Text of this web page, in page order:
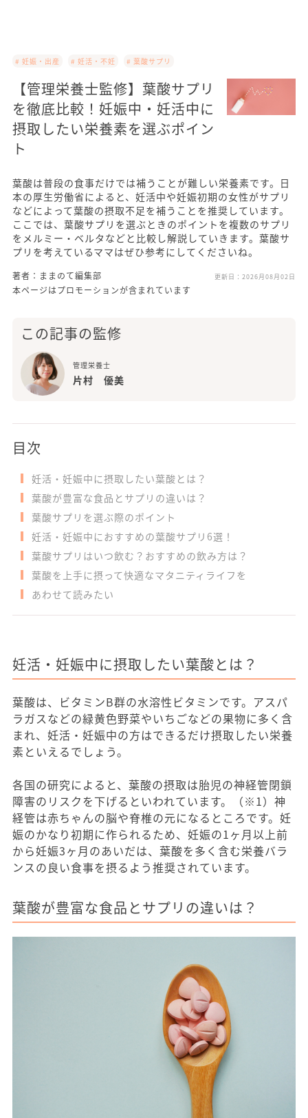
# 妊娠・出産 # 妊活・不妊 # 葉酸サプリ
【管理栄養士監修】葉酸サプリ
を徹底比較！妊娠中・妊活中に
摂取したい栄養素を選ぶポイン
ト
葉酸は普段の食事だけでは補うことが難しい栄養素です。日
本の厚生労働省によると、妊活中や妊娠初期の女性がサプリ
などによって葉酸の摂取不足を補うことを推奨しています。
ここでは、葉酸サプリを選ぶときのポイントを複数のサプリ
をメルミー・ベルタなどと比較し解説していきます。葉酸サ
プリを考えているママはぜひ参考にしてくださいね。
著者：ままのて編集部 更新日： 2026月08月02日
本ページはプロモーションが含まれています
この記事の監修
管理栄養士
片村 優美
目次
妊活・妊娠中に摂取したい葉酸とは？
葉酸が豊富な食品とサプリの違いは？
葉酸サプリを選ぶ際のポイント
妊活・妊娠中におすすめの葉酸サプリ6選！
葉酸サプリはいつ飲む？おすすめの飲み方は？
葉酸を上手に摂って快適なマタニティライフを
あわせて読みたい
妊活・妊娠中に摂取したい葉酸とは？
葉酸は、ビタミンB群の水溶性ビタミンです。アスパ
ラガスなどの緑黄色野菜やいちごなどの果物に多く含
まれ、妊活・妊娠中の方はできるだけ摂取したい栄養
素といえるでしょう。
各国の研究によると、葉酸の摂取は胎児の神経管閉鎖
障害のリスクを下げるといわれています。（※1）神
経管は赤ちゃんの脳や脊椎の元になるところです。妊
娠のかなり初期に作られるため、妊娠の1ヶ月以上前
から妊娠3ヶ月のあいだは、葉酸を多く含む栄養バラ
ンスの良い食事を摂るよう推奨されています。
葉酸が豊富な食品とサプリの違いは？